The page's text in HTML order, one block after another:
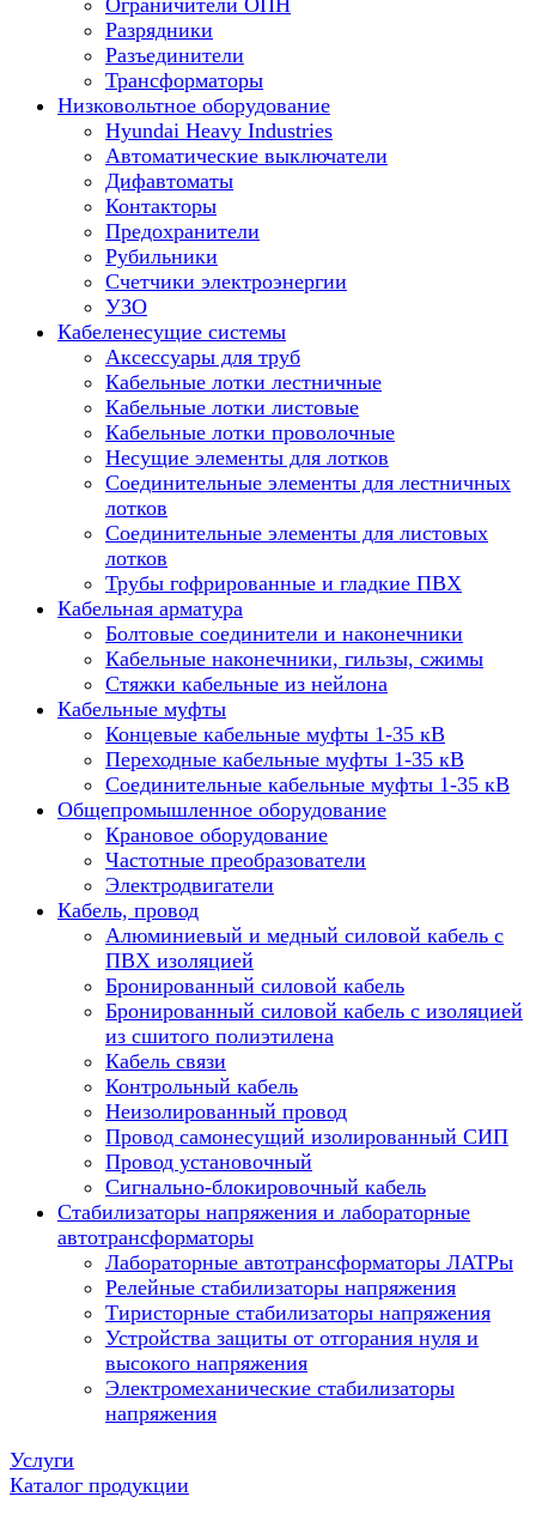
Разрядники
Разъединители
Трансформаторы
Низковольтное оборудование
Hyundai Heavy Industries
Автоматические выключатели
Дифавтоматы
Контакторы
Предохранители
Рубильники
Счетчики электроэнергии
УЗО
Кабеленесущие системы
Аксессуары для труб
Кабельные лотки лестничные
Кабельные лотки листовые
Кабельные лотки проволочные
Несущие элементы для лотков
Соединительные элементы для лестничных
лотков
Соединительные элементы для листовых
лотков
Трубы гофрированные и гладкие ПВХ
Кабельная арматура
Болтовые соединители и наконечники
Кабельные наконечники, гильзы, сжимы
Стяжки кабельные из нейлона
Кабельные муфты
Концевые кабельные муфты 1-35 кВ
Переходные кабельные муфты 1-35 кВ
Соединительные кабельные муфты 1-35 кВ
Общепромышленное оборудование
Крановое оборудование
Частотные преобразователи
Электродвигатели
Кабель, провод
Алюминиевый и медный силовой кабель с
ПВХ изоляцией
Бронированный силовой кабель
Бронированный силовой кабель с изоляцией
из сшитого полиэтилена
Кабель связи
Контрольный кабель
Неизолированный провод
Провод самонесущий изолированный СИП
Провод установочный
Сигнально-блокировочный кабель
Стабилизаторы напряжения и лабораторные
автотрансформаторы
Лабораторные автотрансформаторы ЛАТРы
Релейные стабилизаторы напряжения
Тиристорные стабилизаторы напряжения
Устройства защиты от отгорания нуля и
высокого напряжения
Электромеханические стабилизаторы
напряжения
Услуги
Каталог продукции